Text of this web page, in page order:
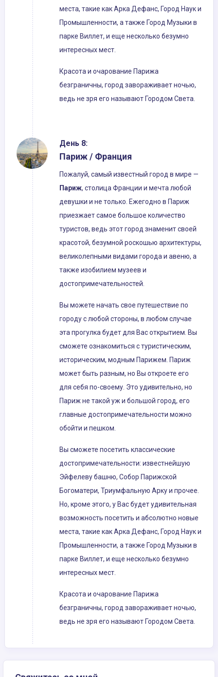
места, такие как Арка Дефанс, Город Наук и
Промышленности, а также Город Музыки в
парке Виллет, и еще несколько безумно
интересных мест.
Красота и очарование Парижа
безграничны, город завораживает ночью,
ведь не зря его называют Городом Света.
День 8:
Париж / Франция
Пожалуй, самый известный город в мире —
Париж, столица Франции и мечта любой
девушки и не только. Ежегодно в Париж
приезжает самое большое количество
туристов, ведь этот город знаменит своей
красотой, безумной роскошью архитектуры,
великолепными видами города и авеню, а
также изобилием музеев и
достопримечательностей.
Вы можете начать свое путешествие по
городу с любой стороны, в любом случае
эта прогулка будет для Вас открытием. Вы
сможете ознакомиться с туристическим,
историческим, модным Парижем. Париж
может быть разным, но Вы откроете его
для себя по-своему. Это удивительно, но
Париж не такой уж и большой город, его
главные достопримечательности можно
обойти и пешком.
Вы сможете посетить классические
достопримечательности: известнейшую
Эйфелеву башню, Собор Парижской
Богоматери, Триумфальную Арку и прочее.
Но, кроме этого, у Вас будет удивительная
возможность посетить и абсолютно новые
места, такие как Арка Дефанс, Город Наук и
Промышленности, а также Город Музыки в
парке Виллет, и еще несколько безумно
интересных мест.
Красота и очарование Парижа
безграничны, город завораживает ночью,
ведь не зря его называют Городом Света.